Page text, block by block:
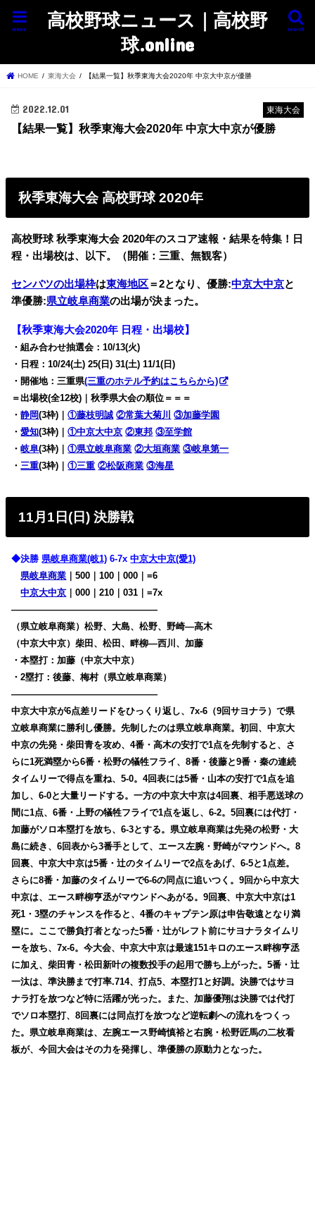
高校野球ニュース｜高校野
球.online
search
menu
HOME 東海大会 【結果一覧】秋季東海大会2020年 中京大中京が優勝
東海大会
2022.12.01
【結果一覧】秋季東海大会2020年 中京大中京が優勝
秋季東海大会 高校野球 2020年
高校野球 秋季東海大会 2020年のスコア速報・結果を特集！日
程・出場校は、以下。（開催：三重、無観客）
センバツの出場枠は東海地区 ＝2となり、優勝:中京大中京と
準優勝:県立岐阜商業の出場が決まった。
【秋季東海大会2020年 日程・出場校】
・組み合わせ抽選会：10/13(火)
・日程：10/24(土) 25(日)31(土) 11/1(日)
・開催地：三重県(三重のホテル予約はこちらから)
＝出場校(全12校)｜秋季県大会の順位＝＝＝
・静岡(3枠)｜①藤枝明誠 ②常葉大菊川
③加藤学園
・愛知(3枠)｜①中京大中京 ②東邦 ③至学館
・岐阜(3枠)｜①県立岐阜商業 ②大垣商業 ③岐阜第一
・ 三重(3枠)｜①三重 ②松阪商業 ③海星
11月1日(日) 決勝戦
◆決勝 県岐阜商業(岐1) 6-7x中京大中京(愛1)
県岐阜商業 ｜500｜100｜000｜=6
中京大中京 ｜000｜210｜031｜=7x
————————————————
（県立岐阜商業）松野、大島、松野、野崎―高木
（中京大中京）柴田、松田、畔柳―西川、加藤
・本塁打：加藤（中京大中京）
・2塁打：後藤、梅村（県立岐阜商業）
————————————————
中京大中京が6点差リードをひっくり返し、7x-6（9回サヨナラ）で県
立岐阜商業に勝利し優勝。先制したのは県立岐阜商業。初回、中京大
中京の先発・柴田青を攻め、4番・高木の安打で1点を先制すると、さ
らに1死満塁から6番・松野の犠牲フライ、8番・後藤と9番・秦の連続
タイムリーで得点を重ね、5-0。4回表には5番・山本の安打で1点を追
加し、6-0と大量リードする。一方の中京大中京は4回裏、相手悪送球の
間に1点、6番・上野の犠牲フライで1点を返し、6-2。5回裏には代打・
加藤がソロ本塁打を放ち、6-3とする。県立岐阜商業は先発の松野・大
島に続き、6回表から3番手として、エース左腕・野崎がマウンドへ。8
回裏、中京大中京は5番・辻のタイムリーで2点をあげ、6-5と1点差。
さらに8番・加藤のタイムリーで6-6の同点に追いつく。9回から中京大
中京は、エース畔柳亨丞がマウンドへあがる。9回裏、中京大中京は1
死1・3塁のチャンスを作ると、4番のキャプテン原は申告敬遠となり満
塁に。ここで勝負打者となった5番・辻がレフト前にサヨナラタイムリ
ーを放ち、7x-6。今大会、中京大中京は最速151キロのエース畔柳亨丞
に加え、柴田青・松田新叶の複数投手の起用で勝ち上がった。5番・辻
一汰は、準決勝まで打率.714、打点5、本塁打1と好調。決勝ではサヨ
ナラ打を放つなど特に活躍が光った。また、加藤優翔は決勝では代打
でソロ本塁打、8回裏には同点打を放つなど逆転劇への流れをつくっ
た。県立岐阜商業は、左腕エース野崎慎裕と右腕・松野匠馬の二枚看
板が、今回大会はその力を発揮し、準優勝の原動力となった。